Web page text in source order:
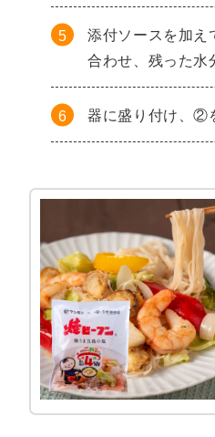
添付ソースを加え
合わせ、残った水
器に盛り付け、②